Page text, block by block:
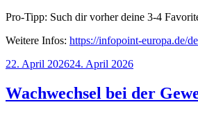
Pro-Tipp: Such dir vorher deine 3-4
Weitere Infos: https://infopoint-europa.de/
Veröffentlicht
22. April 202624. April 2026
Wachwechsel bei der